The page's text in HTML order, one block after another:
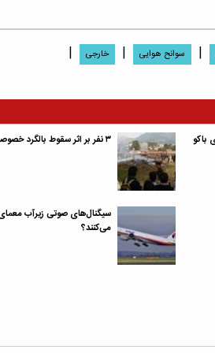
| سوانح هوایی | خارجی |
۳ نفر بر اثر سقوط بالگرد خصوصی در ماهاراشترا هند کشته شدند
سیگنال‌های صوتی زیرآب
می‌کنند؟